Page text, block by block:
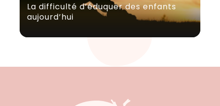
La difficulté d’éduquer des enfants
aujourd’hui